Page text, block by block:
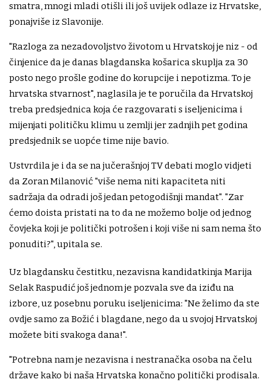
smatra, mnogi mladi otišli ili još uvijek odlaze iz Hrvatske,
ponajviše iz Slavonije.
"Razloga za nezadovoljstvo životom u Hrvatskoj je niz - od
činjenice da je danas blagdanska košarica skuplja za 30
posto nego prošle godine do korupcije i nepotizma. To je
hrvatska stvarnost", naglasila je te poručila da Hrvatskoj
treba predsjednica koja će razgovarati s iseljenicima i
mijenjati političku klimu u zemlji jer zadnjih pet godina
predsjednik se uopće time nije bavio.
Ustvrdila je i da se na jučerašnjoj TV debati moglo vidjeti
da Zoran Milanović "više nema niti kapaciteta niti
sadržaja da odradi još jedan petogodišnji mandat". "Zar
ćemo doista pristati na to da ne možemo bolje od jednog
čovjeka koji je politički potrošen i koji više ni sam nema što
ponuditi?", upitala se.
Uz blagdansku čestitku, nezavisna kandidatkinja Marija
Selak Raspudić još jednom je pozvala sve da iziđu na
izbore, uz posebnu poruku iseljenicima: "Ne želimo da ste
ovdje samo za Božić i blagdane, nego da u svojoj Hrvatskoj
možete biti svakoga dana!".
"Potrebna nam je nezavisna i nestranačka osoba na čelu
države kako bi naša Hrvatska konačno politički prodisala.